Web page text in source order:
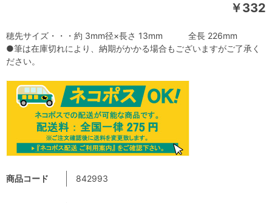
￥332
商品コード 842993
穂先サイズ・・・約 3mm径×長さ 13mm 全長 226mm
●筆は在庫切れにより、納期がかかる場合もございますがご了承く
ださい。